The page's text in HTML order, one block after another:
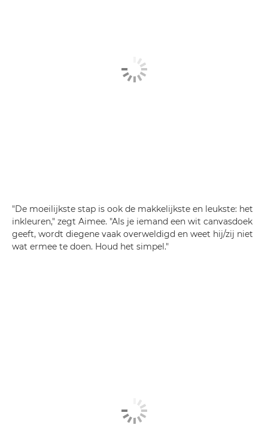
"De moeilijkste stap is ook de makkelijkste en leukste: het
inkleuren," zegt Aimee. "Als je iemand een wit canvasdoek
geeft, wordt diegene vaak overweldigd en weet hij/zij niet
wat ermee te doen. Houd het simpel."